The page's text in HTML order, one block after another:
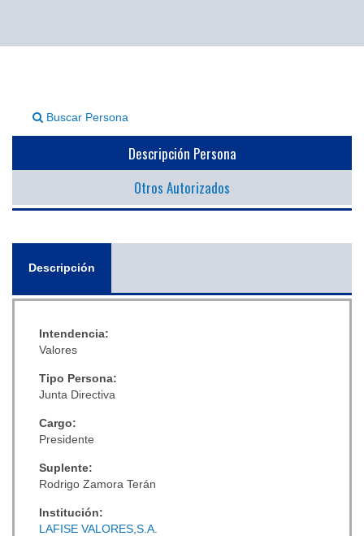
▼
Buscar Persona
Descripción Persona
Otros Autorizados
Descripción
Intendencia:
Valores
Tipo Persona:
Junta Directiva
Cargo:
Presidente
Suplente:
Rodrigo Zamora Terán
Institución:
LAFISE VALORES,S.A.